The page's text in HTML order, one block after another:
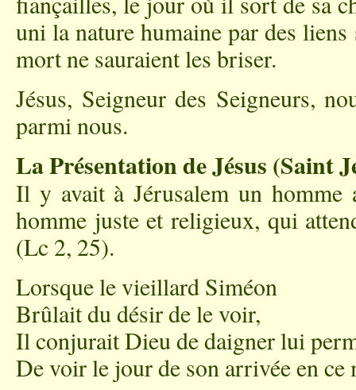
uni la nature humaine par des
mort ne sauraient les briser.
Jésus, Seigneur des Seigneurs,
parmi nous.
La Présentation de Jésus (Saint
Il y avait à Jérusalem un homme
homme juste et religieux, qui
(Lc 2, 25).
Lorsque le vieillard Siméon
Brûlait du désir de le voir,
Il conjurait Dieu de daigner lui
De voir le jour de son arrivée en ce